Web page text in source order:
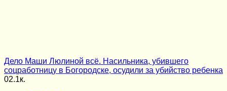
Дело Маши Люлиной всё. Насильника, убившего
соцработницу в Богородске, осудили за убийство ребенка
02.1к.